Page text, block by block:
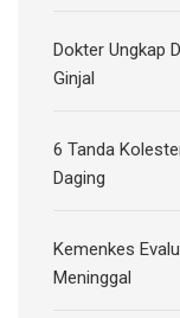
Dokter Ungkap
Ginjal
6 Tanda
Daging
Kemenkes
Meninggal